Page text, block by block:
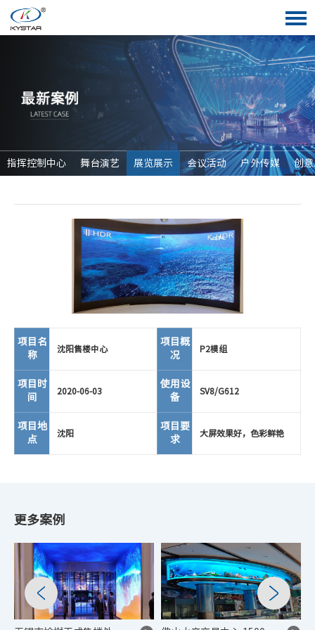
指挥控制中心 舞台演艺 展览展示 会议活动 户外传媒 创
项目名
称
沈阳售楼中心
项目概
况
P2模组
项目时
间
2020-06-03
使用设
备
SV8/G612
项目地
点
沈阳
项目要
求
大屏效果好，色彩鲜艳
更多案例